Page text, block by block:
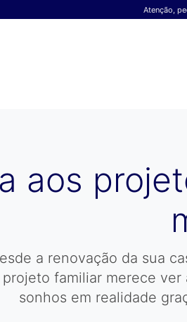
Atenção,
aos
a renovação da sua
projeto familiar merece ver
sonhos em realidade